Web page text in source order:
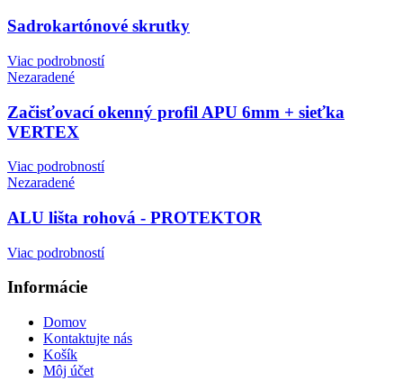
Sadrokartónové skrutky
Viac podrobností
Nezaradené
Začisťovací okenný profil APU 6mm + sieťka
VERTEX
Viac podrobností
Nezaradené
ALU lišta rohová - PROTEKTOR
Viac podrobností
Informácie
Domov
Kontaktujte nás
Košík
Môj účet